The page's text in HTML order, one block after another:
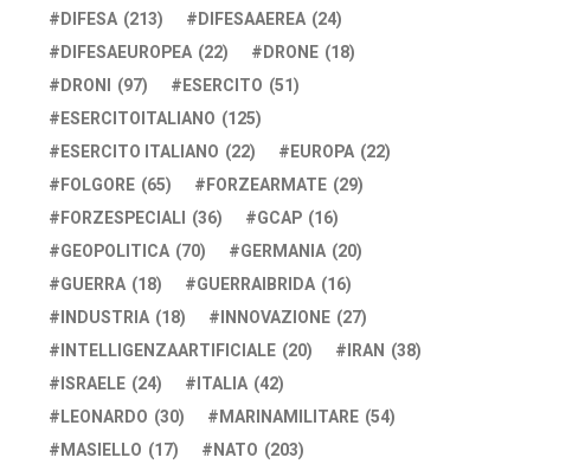
DIFESA (213) DIFESAAEREA (24)
DIFESAEUROPEA (22) DRONE (18)
DRONI (97) ESERCITO (51)
ESERCITOITALIANO (125)
ESERCITO ITALIANO (22) EUROPA (22)
FOLGORE (65) FORZEARMATE (29)
FORZESPECIALI (36) GCAP (16)
GEOPOLITICA (70) GERMANIA (20)
GUERRA (18) GUERRAIBRIDA (16)
INDUSTRIA (18) INNOVAZIONE (27)
INTELLIGENZAARTIFICIALE (20) IRAN (38)
ISRAELE (24) ITALIA (42)
LEONARDO (30) MARINAMILITARE (54)
MASIELLO (17) NATO (203)